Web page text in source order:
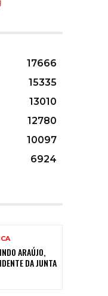
17666
15335
13010
12780
10097
6924
ARAÚJO,
DA JUNTA